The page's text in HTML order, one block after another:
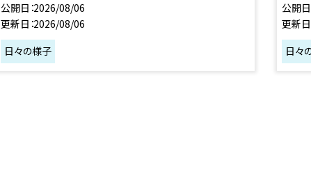
公開日 2026/08/06
更新日 2026/08/06
日々の様子
公開日
更新日
日々